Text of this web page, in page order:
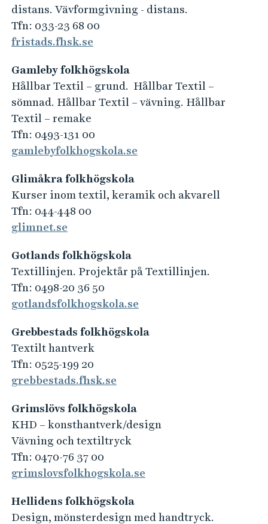
distans. Vävformgivning - distans.
Tfn: 033-23 68 00
fristads.fhsk.se
Gamleby folkhögskola
Hållbar Textil – grund. Hållbar Textil –
sömnad. Hållbar Textil – vävning. Hållbar
Textil – remake
Tfn: 0493-131 00
gamlebyfolkhogskola.se
Glimåkra folkhögskola
Kurser inom textil, keramik och akvarell
Tfn: 044-448 00
glimnet.se
Gotlands folkhögskola
Textillinjen. Projektår på Textillinjen.
Tfn: 0498-20 36 50
gotlandsfolkhogskola.se
Grebbestads folkhögskola
Textilt hantverk
Tfn: 0525-199 20
grebbestads.fhsk.se
Grimslövs folkhögskola
KHD – konsthantverk/design
Vävning och textiltryck
Tfn: 0470-76 37 00
grimslovsfolkhogskola.se
Hellidens folkhögskola
Design, mönsterdesign med handtryck.